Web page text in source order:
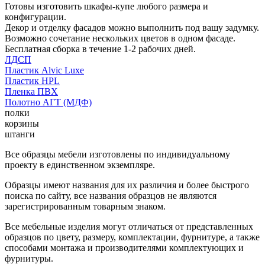
Готовы изготовить шкафы-купе любого размера и
конфигурации.
Декор и отделку фасадов можно выполнить под вашу задумку.
Возможно сочетание нескольких цветов в одном фасаде.
Бесплатная сборка в течение 1-2 рабочих дней.
ЛДСП
Пластик Alvic Luxe
Пластик HPL
Пленка ПВХ
Полотно АГТ (МДФ)
полки
корзины
штанги
Все образцы мебели изготовлены по индивидуальному
проекту в единственном экземпляре.
Образцы имеют названия для их различия и более быстрого
поиска по сайту, все названия образцов не являются
зарегистрированным товарным знаком.
Все мебельные изделия могут отличаться от представленных
образцов по цвету, размеру, комплектации, фурнитуре, а также
способами монтажа и производителями комплектующих и
фурнитуры.